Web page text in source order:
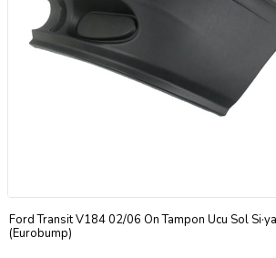
Ford Transit V184 02/06 Ön Tampon Ucu Sol
(Eurobump)